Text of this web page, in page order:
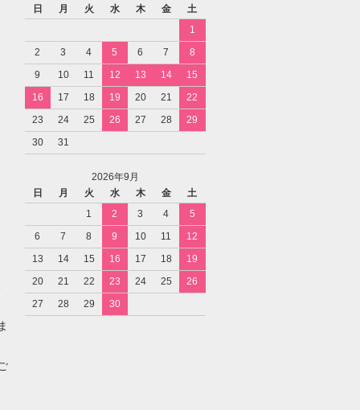
日
月 火 水 木 金
土
1
2
3 4 5 6 7
8
9
10 11 12 13 14
15
16
17 18 19 20 21
22
23
24 25 26 27 28
29
30
31
2026年9月
日
月 火 水 木 金
土
1
2 3 4
5
6
7 8 9 10 11
12
13
14 15 16 17 18
19
20
21 22 23 24 25
26
27
28 29 30